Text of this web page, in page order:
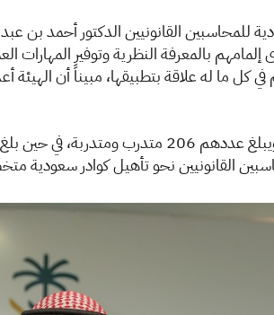
للمحاسبين القانونيين الدكتور أحمد
بالمعرفة النظرية وتوفير المهارات
في كل ما له علاقة بتطبيقها، مبيناً أن